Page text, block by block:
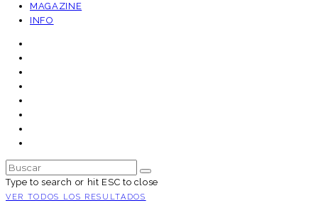
MAGAZINE
INFO
Type to search or hit ESC to close
VER TODOS LOS RESULTADOS